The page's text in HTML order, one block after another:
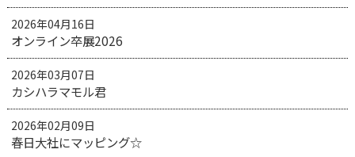
2026年04月16日
オンライン卒展2026
2026年03月07日
カシハラマモル君
2026年02月09日
春日大社にマッピング☆